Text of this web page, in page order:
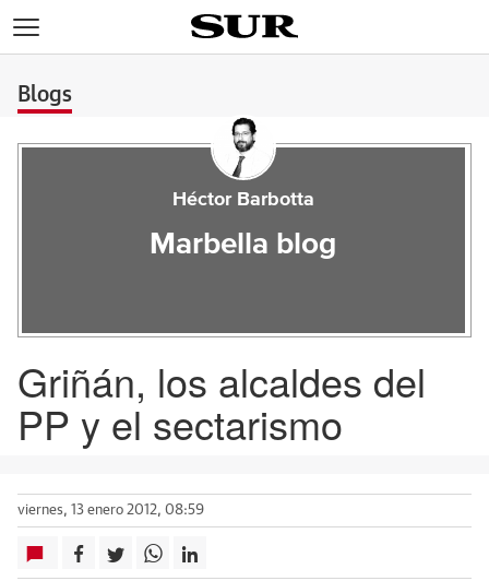
Blogs
Héctor Barbotta
Marbella blog
Griñán, los alcaldes del
PP y el sectarismo
viernes, 13 enero 2012, 08:59